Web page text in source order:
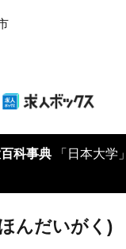
科事典
んだいがく)